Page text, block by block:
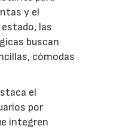
y el
las
buscan
cómodas
el
por
integren